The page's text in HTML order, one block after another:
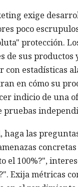
exige
poco
protección.
de sus
estadísticas
en cómo su
indicio de una
las
el 100%?",
Exija métricas